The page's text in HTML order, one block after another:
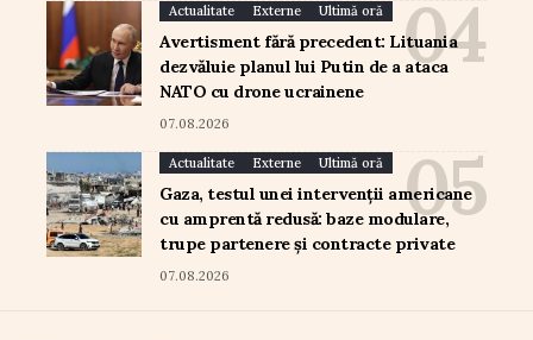
Actualitate Externe Ultimă oră
Avertisment fără precedent: Lituania
dezvăluie planul lui Putin de a ataca
NATO cu drone ucrainene
07.08.2026
Actualitate Externe Ultimă oră
Gaza, testul unei intervenții americane
cu amprentă redusă: baze modulare,
trupe partenere și contracte private
07.08.2026